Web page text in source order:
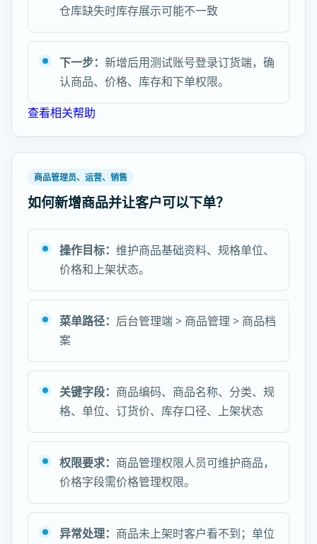
仓库缺失时库存展示可能不一致
下一步： 新增后用测试账号登录订货端，确
认商品、价格、库存和下单权限。
查看相关帮助
商品管理员、运营、销售
如何新增商品并让客户可以下单？
操作目标： 维护商品基础资料、规格单位、
价格和上架状态。
菜单路径： 后台管理端 > 商品管理 > 商品档
案
关键字段： 商品编码、商品名称、分类、规
格、单位、订货价、库存口径、上架状态
权限要求： 商品管理权限人员可维护商品，
价格字段需价格管理权限。
异常处理： 商品未上架时客户看不到；单位